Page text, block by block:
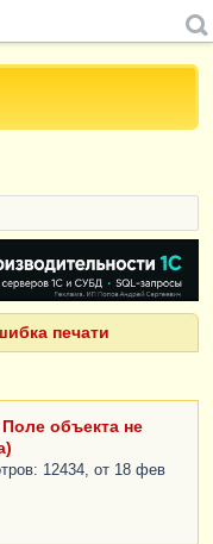
печати
объекта не
12434, от 18 фев